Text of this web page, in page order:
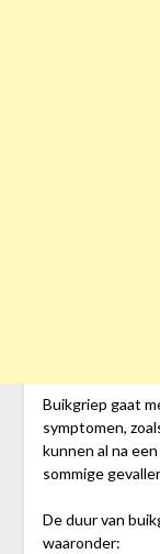
Buikgriep gaat
symptomen,
kunnen al na
sommige
De duur van
waaronder: